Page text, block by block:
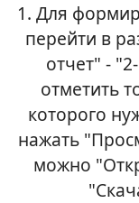
1. Для
перейти в
отчет" -
отметить
которого
нажать
можно